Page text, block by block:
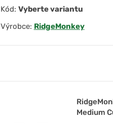
Kód: Vyberte variantu
Výrobce: RidgeMonkey
Medium